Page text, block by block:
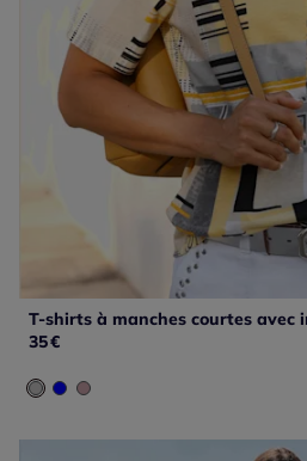
T-shirts à manches courtes avec
35€